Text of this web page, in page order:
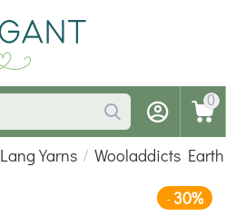
0
Lang Yarns / Wooladdicts Earth
-30%